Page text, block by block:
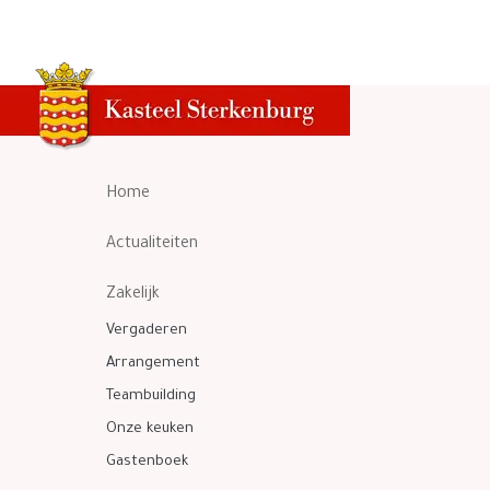
Home
Actualiteiten
Zakelijk
Vergaderen
Arrangement
Teambuilding
Onze keuken
Gastenboek